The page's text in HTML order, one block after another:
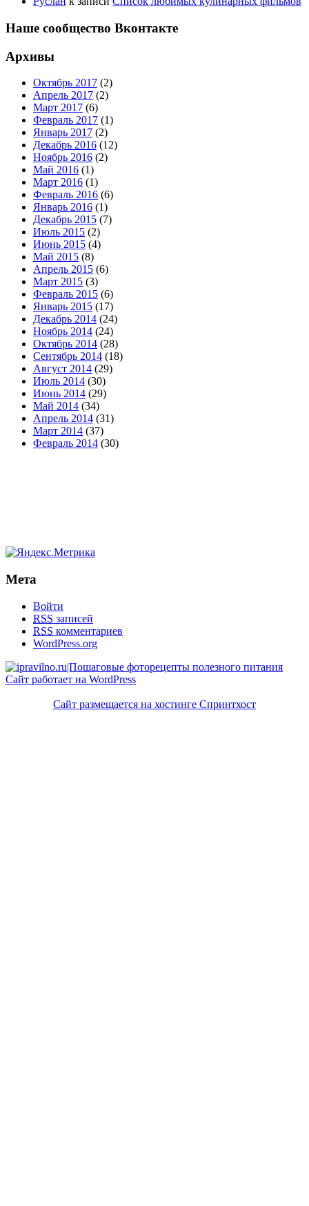
Наше сообщество Вконтакте
Архивы
Октябрь 2017 (2)
Апрель 2017 (2)
Март 2017 (6)
Февраль 2017 (1)
Январь 2017 (2)
Декабрь 2016 (12)
Ноябрь 2016 (2)
Май 2016 (1)
Март 2016 (1)
Февраль 2016 (6)
Январь 2016 (1)
Декабрь 2015 (7)
Июль 2015 (2)
Июнь 2015 (4)
Май 2015 (8)
Апрель 2015 (6)
Март 2015 (3)
Февраль 2015 (6)
Январь 2015 (17)
Декабрь 2014 (24)
Ноябрь 2014 (24)
Октябрь 2014 (28)
Сентябрь 2014 (18)
Август 2014 (29)
Июль 2014 (30)
Июнь 2014 (29)
Май 2014 (34)
Апрель 2014 (31)
Март 2014 (37)
Февраль 2014 (30)
Мета
Войти
RSS записей
RSS комментариев
WordPress.org
Сайт работает на WordPress
Сайт размещается на хостинге Спринтхост